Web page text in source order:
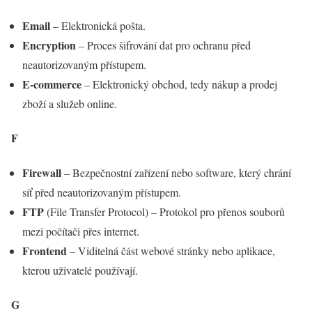
Email– Elektronická pošta.
Encryption– Proces šifrování dat pro ochranu před
neautorizovaným přístupem.
E-commerce– Elektronický obchod, tedy nákup a prodej
zboží a služeb online.
F
Firewall– Bezpečnostní zařízení nebo software, který chrání
síť před neautorizovaným přístupem.
FTP(File Transfer Protocol) – Protokol pro přenos souborů
mezi počítači přes internet.
Frontend– Viditelná část webové stránky nebo aplikace,
kterou uživatelé používají.
G